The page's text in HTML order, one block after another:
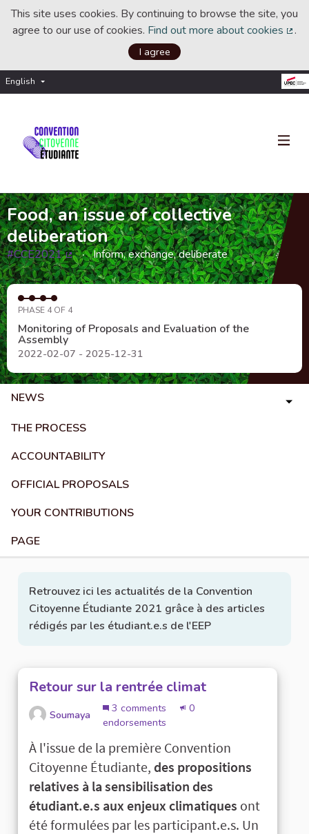
This site uses cookies. By continuing to browse the site, you
agree to our use of cookies. Find out more about cookies .
I agree
English Choisir la langue
Food, an issue of collective
deliberation
#CCE2021
(External link)
Inform, exchange, deliberate
PHASE 4 OF 4
Monitoring of Proposals and Evaluation of the
Assembly
2022-02-07 - 2025-12-31
NEWS
THE PROCESS
ACCOUNTABILITY
OFFICIAL PROPOSALS
YOUR CONTRIBUTIONS
PAGE
Retrouvez ici les actualités de la Convention
Citoyenne Étudiante 2021 grâce à des articles
rédigés par les étudiant.e.s de l'EEP
Retour sur la rentrée climat
Soumaya
3 comments
0
endorsements
À l'issue de la première Convention
Citoyenne Étudiante, des propositions
relatives à la sensibilisation des
étudiant.e.s aux enjeux climatiques ont
été formulées par les participant.e.s. Un